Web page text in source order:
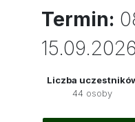
Termin:
15.09.2026
Liczba
44 osoby